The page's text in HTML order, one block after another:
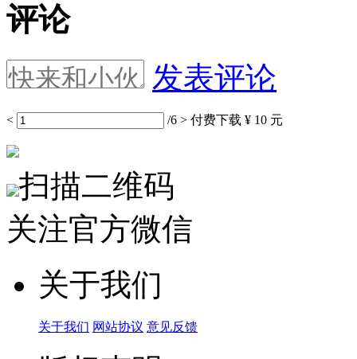
评论
发表评论
< /6 > 付费下载 ¥ 10 元
扫描二维码
关注官方微信
关于我们
关于我们 网站协议 意见反馈